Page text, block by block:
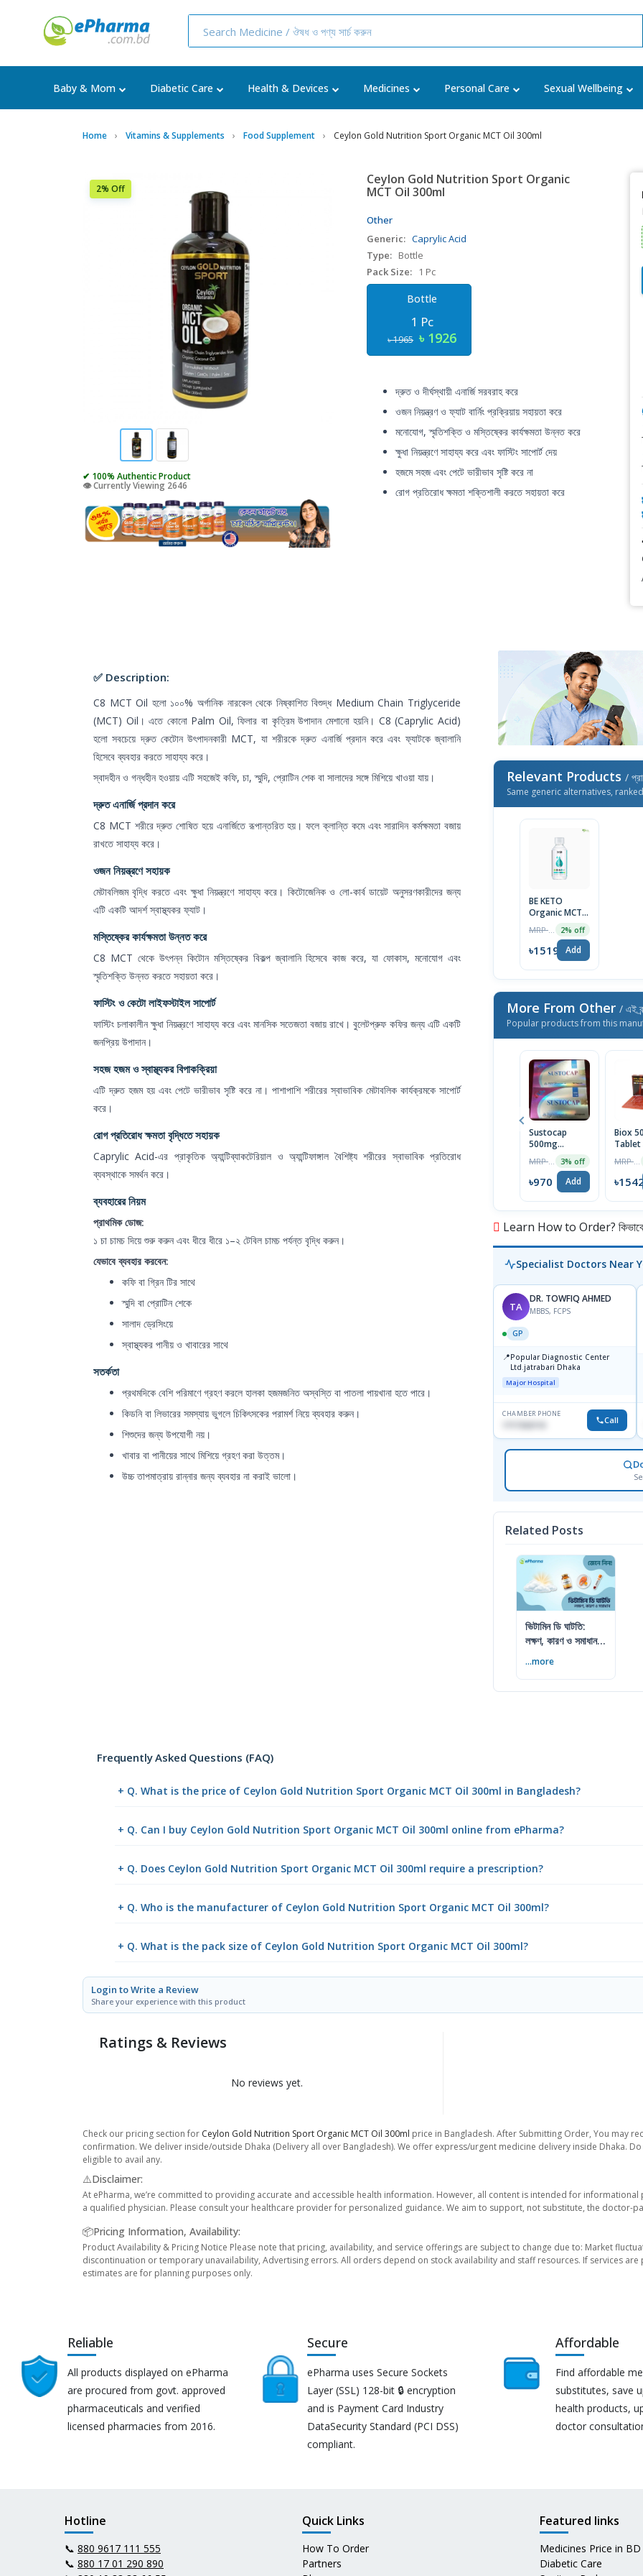
Baby & Mom Diabetic Care Health & Devices Medicines Personal Care Sexual Wellbeing
Home Vitamins & Supplements Food Supplement Ceylon Gold Nutrition Sport Organic MCT Oil 300ml
2% Off
✔ 100% Authentic Product
👁️ Currently Viewing 2646
Ceylon Gold Nutrition Sport Organic
MCT Oil 300ml
Other
Generic: Caprylic Acid
Type: Bottle
Pack Size:
1 Pc
Bottle
1 Pc
৳ 1965 ৳ 1926
দ্রুত ও দীর্ঘস্থায়ী এনার্জি সরবরাহ করে
ওজন নিয়ন্ত্রণ ও ফ্যাট বার্নিং প্রক্রিয়ায় সহায়তা করে
মনোযোগ, স্মৃতিশক্তি ও মস্তিষ্কের কার্যক্ষমতা উন্নত করে
ক্ষুধা নিয়ন্ত্রণে সাহায্য করে এবং ফাস্টিং সাপোর্ট দেয়
হজমে সহজ এবং পেটে ভারীভাব সৃষ্টি করে না
রোগ প্রতিরোধ ক্ষমতা শক্তিশালী করতে সহায়তা করে
✅ Description:
C8 MCT Oil হলো ১০০% অর্গানিক নারকেল থেকে নিষ্কাশিত বিশুদ্ধ Medium Chain Triglyceride
(MCT) Oil। এতে কোনো Palm Oil, ফিলার বা কৃত্রিম উপাদান মেশানো হয়নি। C8 (Caprylic Acid)
হলো সবচেয়ে দ্রুত কেটোন উৎপাদনকারী MCT, যা শরীরকে দ্রুত এনার্জি প্রদান করে এবং ফ্যাটকে জ্বালানি
হিসেবে ব্যবহার করতে সাহায্য করে।
স্বাদহীন ও গন্ধহীন হওয়ায় এটি সহজেই কফি, চা, স্মুদি, প্রোটিন শেক বা সালাদের সঙ্গে মিশিয়ে খাওয়া যায়।
দ্রুত এনার্জি প্রদান করে
C8 MCT শরীরে দ্রুত শোষিত হয়ে এনার্জিতে রূপান্তরিত হয়। ফলে ক্লান্তি কমে এবং সারাদিন কর্মক্ষমতা বজায়
রাখতে সাহায্য করে।
ওজন নিয়ন্ত্রণে সহায়ক
মেটাবলিজম বৃদ্ধি করতে এবং ক্ষুধা নিয়ন্ত্রণে সাহায্য করে। কিটোজেনিক ও লো-কার্ব ডায়েট অনুসরণকারীদের জন্য
এটি একটি আদর্শ স্বাস্থ্যকর ফ্যাট।
মস্তিষ্কের কার্যক্ষমতা উন্নত করে
C8 MCT থেকে উৎপন্ন কিটোন মস্তিষ্কের বিকল্প জ্বালানি হিসেবে কাজ করে, যা ফোকাস, মনোযোগ এবং
স্মৃতিশক্তি উন্নত করতে সহায়তা করে।
ফাস্টিং ও কেটো লাইফস্টাইল সাপোর্ট
ফাস্টিং চলাকালীন ক্ষুধা নিয়ন্ত্রণে সাহায্য করে এবং মানসিক সতেজতা বজায় রাখে। বুলেটপ্রুফ কফির জন্য এটি একটি
জনপ্রিয় উপাদান।
সহজ হজম ও স্বাস্থ্যকর বিপাকক্রিয়া
এটি দ্রুত হজম হয় এবং পেটে ভারীভাব সৃষ্টি করে না। পাশাপাশি শরীরের স্বাভাবিক মেটাবলিক কার্যক্রমকে সাপোর্ট
করে।
রোগ প্রতিরোধ ক্ষমতা বৃদ্ধিতে সহায়ক
Caprylic Acid-এর প্রাকৃতিক অ্যান্টিব্যাকটেরিয়াল ও অ্যান্টিফাঙ্গাল বৈশিষ্ট্য শরীরের স্বাভাবিক প্রতিরোধ
ব্যবস্থাকে সমর্থন করে।
ব্যবহারের নিয়ম
প্রাথমিক ডোজ:
১ চা চামচ দিয়ে শুরু করুন এবং ধীরে ধীরে ১–২ টেবিল চামচ পর্যন্ত বৃদ্ধি করুন।
যেভাবে ব্যবহার করবেন:
কফি বা গ্রিন টির সাথে
স্মুদি বা প্রোটিন শেকে
সালাদ ড্রেসিংয়ে
স্বাস্থ্যকর পানীয় ও খাবারের সাথে
সতর্কতা
প্রথমদিকে বেশি পরিমাণে গ্রহণ করলে হালকা হজমজনিত অস্বস্তি বা পাতলা পায়খানা হতে পারে।
কিডনি বা লিভারের সমস্যায় ভুগলে চিকিৎসকের পরামর্শ নিয়ে ব্যবহার করুন।
শিশুদের জন্য উপযোগী নয়।
খাবার বা পানীয়ের সাথে মিশিয়ে গ্রহণ করা উত্তম।
উচ্চ তাপমাত্রায় রান্নার জন্য ব্যবহার না করাই ভালো।
Relevant Products /
Same generic alternatives,
BE KETO
Organic MCT
100ml
2% off
৳1519 Add
More From Other / এই
Popular products from this
Sustocap
500mg
Capsule 10pcs
3% off
৳970 Add
Biox
Tablet
৳1542
Learn How to Order? কিভাবে
Specialist Doctors Near
TA
DR. TOWFIQ AHMED
MBBS, FCPS
GP
📍Popular Diagnostic Center
Ltd.jatrabari Dhaka
Major Hospital
CHAMBER PHONE
Call
Related Posts
ভিটামিন ডি ঘাটতি:
লক্ষণ, কারণ ও সমাধান
গাইড
...more
Frequently Asked Questions (FAQ)
+ Q. What is the price of Ceylon Gold Nutrition Sport Organic MCT Oil 300ml in Bangladesh?
+ Q. Can I buy Ceylon Gold Nutrition Sport Organic MCT Oil 300ml online from ePharma?
+ Q. Does Ceylon Gold Nutrition Sport Organic MCT Oil 300ml require a prescription?
+ Q. Who is the manufacturer of Ceylon Gold Nutrition Sport Organic MCT Oil 300ml?
+ Q. What is the pack size of Ceylon Gold Nutrition Sport Organic MCT Oil 300ml?
Login to Write a Review
Share your experience with this product
Ratings & Reviews
No reviews yet.
Check our pricing section for Ceylon Gold Nutrition Sport Organic MCT Oil 300ml price in Bangladesh. After Submitting Order, You may
confirmation. We deliver inside/outside Dhaka (Delivery all over Bangladesh). We offer express/urgent medicine delivery inside Dhaka.
eligible to avail any.
⚠️Disclaimer:
At ePharma, we’re committed to providing accurate and accessible health information. However, all content is intended for
a qualified physician. Please consult your healthcare provider for personalized guidance. We aim to support, not substitute, the doctor-
📦Pricing Information, Availability:
Product Availability & Pricing Notice Please note that pricing, availability, and service offerings are subject to change due to: Market
discontinuation or temporary unavailability, Advertising errors. All orders depend on stock availability and staff resources. If services
estimates are for planning purposes only.
Reliable
All products displayed on ePharma
are procured from govt. approved
pharmaceuticals and verified
licensed pharmacies from 2016.
Secure
ePharma uses Secure Sockets
Layer (SSL) 128-bit 🔒 encryption
and is Payment Card Industry
DataSecurity Standard (PCI DSS)
compliant.
Affordable
Find affordable
substitutes, save
health products,
doctor
Hotline
📞 880 9617 111 555
📞 880 17 01 290 890
Quick Links
How To Order
Partners
Featured links
Medicines Price in BD
Diabetic Care